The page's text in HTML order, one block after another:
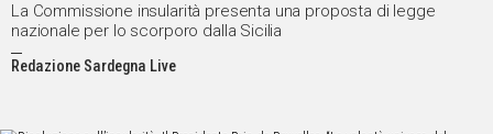
La Commissione insularità presenta una proposta di legge
nazionale per lo scorporo dalla Sicilia
Redazione Sardegna Live